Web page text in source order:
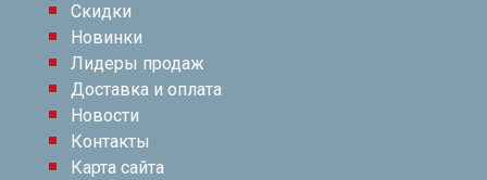
Скидки
Новинки
Лидеры продаж
Доставка и оплата
Новости
Контакты
Карта сайта